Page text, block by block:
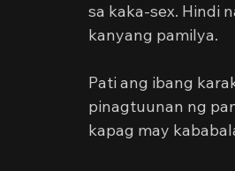
sa kaka-sex. Hindi
kanyang pamilya.
Pati ang ibang
pinagtuunan ng
kapag may